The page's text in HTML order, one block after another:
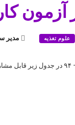
علوم تغذیه مدیر